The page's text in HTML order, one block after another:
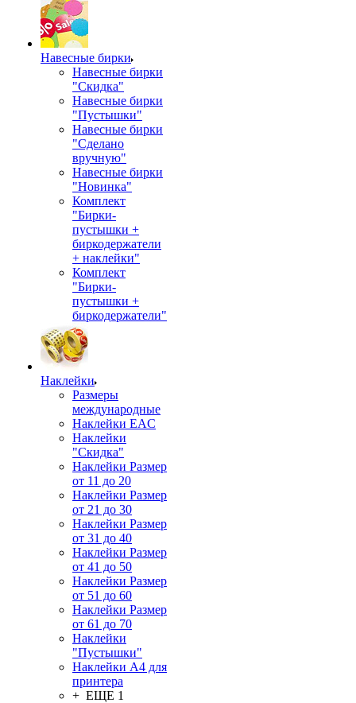
Навесные бирки
Навесные бирки
"Скидка"
Навесные бирки
"Пустышки"
Навесные бирки
"Сделано
вручную"
Навесные бирки
"Новинка"
Комплект
"Бирки-
пустышки +
биркодержатели
+ наклейки"
Комплект
"Бирки-
пустышки +
биркодержатели"
Наклейки
Размеры
международные
Наклейки EAC
Наклейки
"Скидка"
Наклейки Размер
от 11 до 20
Наклейки Размер
от 21 до 30
Наклейки Размер
от 31 до 40
Наклейки Размер
от 41 до 50
Наклейки Размер
от 51 до 60
Наклейки Размер
от 61 до 70
Наклейки
"Пустышки"
Наклейки А4 для
принтера
+ ЕЩЕ 1